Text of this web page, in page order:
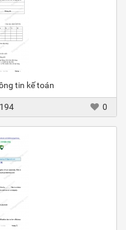
tin kế toán
194 0